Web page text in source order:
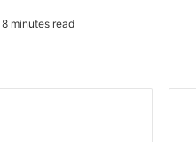
8 minutes read